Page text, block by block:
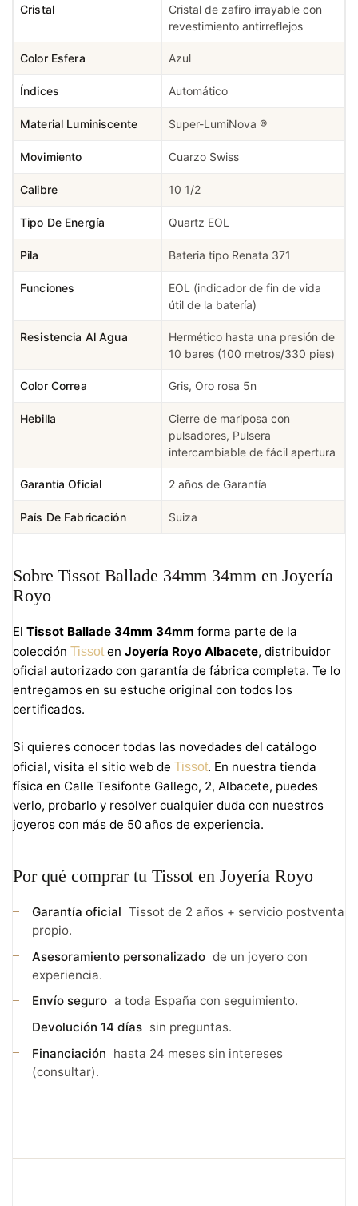
Cristal
Cristal de zafiro irrayable con
revestimiento antirreflejos
Color Esfera Azul
Índices Automático
Material Luminiscente Super-LumiNova ®
Movimiento Cuarzo Swiss
Calibre 10 1/2
Tipo De Energía Quartz EOL
Pila Bateria tipo Renata 371
Funciones
EOL (indicador de fin de vida
útil de la batería)
Resistencia Al Agua
Hermético hasta una presión de
10 bares (100 metros/330 pies)
Color Correa Gris, Oro rosa 5n
Hebilla
Cierre de mariposa con
pulsadores, Pulsera
intercambiable de fácil apertura
Garantía Oficial 2 años de Garantía
País De Fabricación Suiza
Sobre Tissot Ballade 34mm 34mm en Joyería
Royo
El Tissot Ballade 34mm 34mm forma parte de la
colección Tissoten Joyería Royo Albacete, distribuidor
oficial autorizado con garantía de fábrica completa. Te lo
entregamos en su estuche original con todos los
certificados.
Si quieres conocer todas las novedades del catálogo
oficial, visita el sitio web de Tissot. En nuestra tienda
física en Calle Tesifonte Gallego, 2, Albacete, puedes
verlo, probarlo y resolver cualquier duda con nuestros
joyeros con más de 50 años de experiencia.
Por qué comprar tu Tissot en Joyería Royo
Garantía oficial Tissot de 2 años + servicio postventa
propio.
Asesoramiento personalizado de un joyero con
experiencia.
Envío seguro a toda España con seguimiento.
Devolución 14 días sin preguntas.
Financiación hasta 24 meses sin intereses
(consultar).